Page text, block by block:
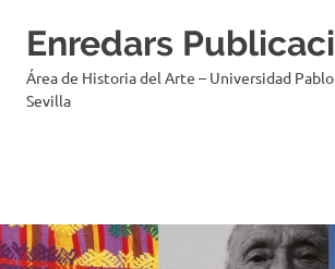
Enredars
Área de Historia del Arte – Universidad
Sevilla